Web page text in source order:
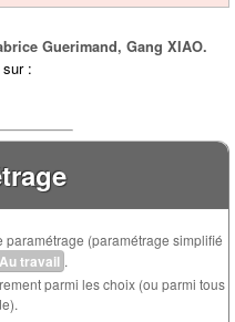
Guerimand, Gang XIAO.
:
(paramétrage simplifié
Au travail .
parmi les choix (ou parmi tous